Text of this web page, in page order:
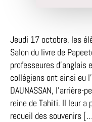
Jeudi 17 octobre, les
Salon du livre de
professeures
collégiens ont ainsi eu
DAUNASSAN,
reine de Tahiti. Il leur a
recueil des souvenirs